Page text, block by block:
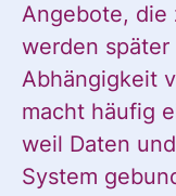
Angebote, die
werden
Abhängigkeit
macht häufig
weil Daten
System